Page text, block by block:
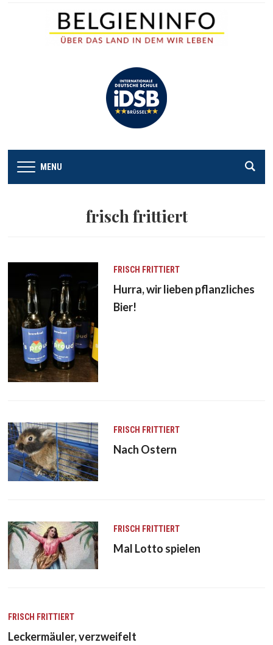
MENU
frisch frittiert
FRISCH FRITTIERT
Hurra, wir lieben pflanzliches
Bier!
FRISCH FRITTIERT
Nach Ostern
FRISCH FRITTIERT
Mal Lotto spielen
FRISCH FRITTIERT
Leckermäuler, verzweifelt